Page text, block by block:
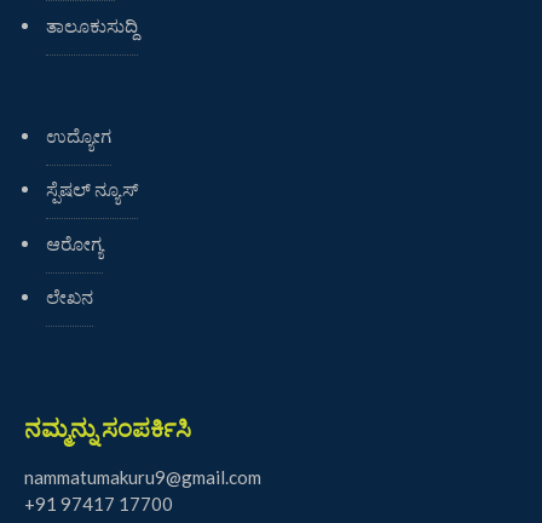
ತಾಲೂಕುಸುದ್ದಿ
ಉದ್ಯೋಗ
ಸ್ಪೆಷಲ್ ನ್ಯೂಸ್
ಆರೋಗ್ಯ
ಲೇಖನ
ನಮ್ಮನ್ನು ಸಂಪರ್ಕಿಸಿ
nammatumakuru9@gmail.com
+91 97417 17700